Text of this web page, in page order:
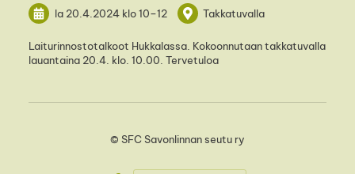
la 20.4.2024 klo 10–12 Takkatuvalla
Laiturinnostotalkoot Hukkalassa. Kokoonnutaan takkatuvalla
lauantaina 20.4. klo. 10.00. Tervetuloa
© SFC Savonlinnan seutu ry